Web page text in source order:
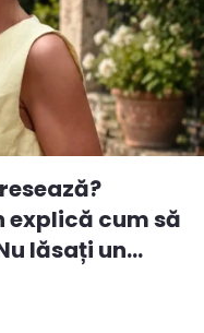
explică cum să
lăsați un